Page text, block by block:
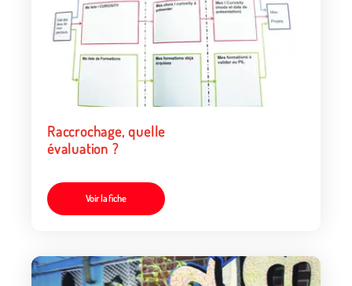
Raccrochage, quelle
évaluation ?
Voir la fiche